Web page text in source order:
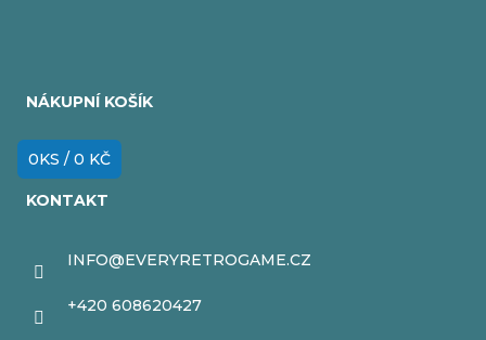
NÁKUPNÍ KOŠÍK
0KS / 0 KČ
KONTAKT
INFO@EVERYRETROGAME.CZ
+420 608620427